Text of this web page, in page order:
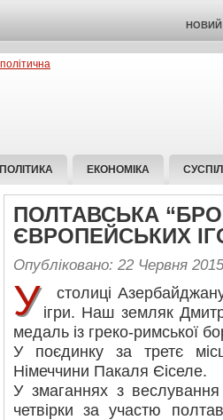
НОВИЙ
ПОЛІТИКА ЕКОНОМІКА
ПОЛТАВСЬКА
ЄВРОПЕЙСЬКИХ
Опубліковано: 22 Червня 2015
У
столиці
ігри. Наш земляк
медаль із греко-римської
У поєдинку за третє
Німеччини Пакаля Єіселе.
У змаганнях з
четвірки за участю